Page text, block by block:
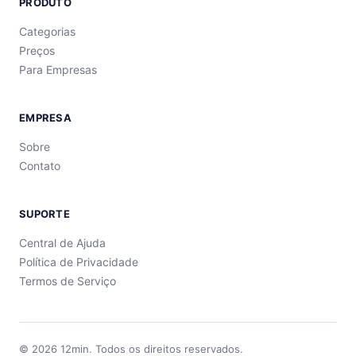
Categorias
Preços
Para Empresas
EMPRESA
Sobre
Contato
SUPORTE
Central de Ajuda
Política de Privacidade
Termos de Serviço
© 2026 12min. Todos os direitos reservados.